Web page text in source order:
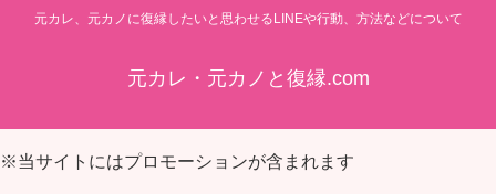
元カレ、元カノに復縁したいと思わせるLINEや行動、方法などについて
元カレ・元カノと復縁.com
※当サイトにはプロモーションが含まれます